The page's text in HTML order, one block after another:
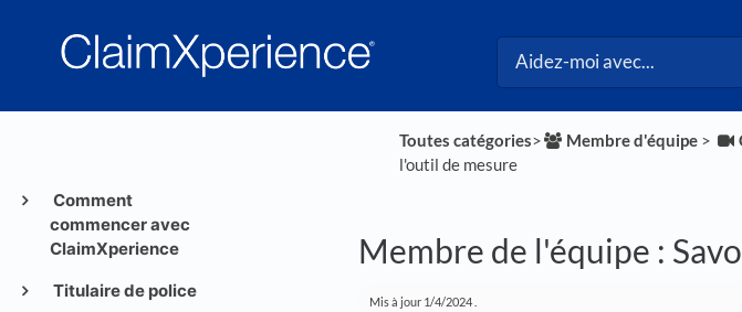
Comment
commencer avec
ClaimXperience
Titulaire de police
Toutes catégories​>​ ​Membre d'équipe ​ > ​
l'outil de mesure
Membre de l'équipe :
Mis à jour 1/4/2024